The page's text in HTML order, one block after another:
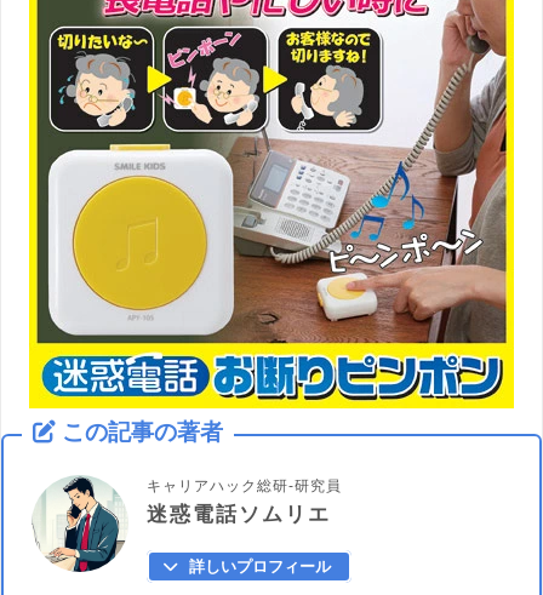
この記事の著者
キャリアハック総研-研究員
迷惑電話ソムリエ
詳しいプロフィール